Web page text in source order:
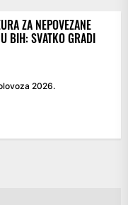
ZA NEPOVEZANE
BIH: SVATKO GRADI
2026.